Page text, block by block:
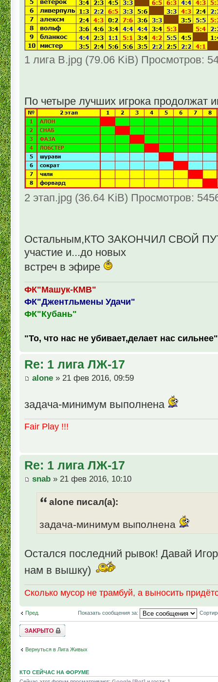
1 лига В.jpg (79.06 KiB) Просмотров:
По четыре лучших игрока продолжат
2 этап.jpg (36.64 KiB) Просмотров:
Остальным,КТО ЗАКОНЧИЛ СВОЙ
участие и...до новых
встреч в эфире
ФК"Машук-КМВ"
ФК"Джентльмены Удачи"
ФК"Кубань"
"То, что нас не убивает,делает нас сильнее"
Re: 1 лига ЛЖ-17
alone » 21 фев 2016, 09:59
задача-минимум выполнена
Fair Play !!!
Re: 1 лига ЛЖ-17
snab » 21 фев 2016, 10:10
alone писал(а):
задача-минимум выполнена
Остался последний рывок! Давай
нам в вышку)
Сколько мусор не трамбуй, а выносить
Пред. Показать сообщения за:
Topic locked
Вернуться в Лига Живых
КТО СЕЙЧАС НА ФОРУМЕ